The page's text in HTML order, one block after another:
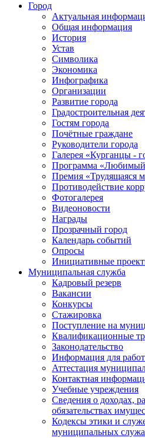
Город
Актуальная
Общая информация
История
Устав
Символика
Экономика
Инфографика
Организации
Развитие города
Градостроительная
Гостям города
Почётные граждане
Руководители города
Галерея «Курганцы -
Программа «Любимый
Премия «Трудящаяся
Противодействие
Фотогалерея
Видеоновости
Награды
Прозрачный город
Календарь событий
Опросы
Инициативные
Муниципальная служба
Кадровый резерв
Вакансии
Конкурсы
Стажировка
Поступление на
Квалификационные
Законодательство
Информация для
Аттестация
Контактная
Учебные учреждения
Сведения о доходах,
обязательствах
Кодексы этики и
муниципальных